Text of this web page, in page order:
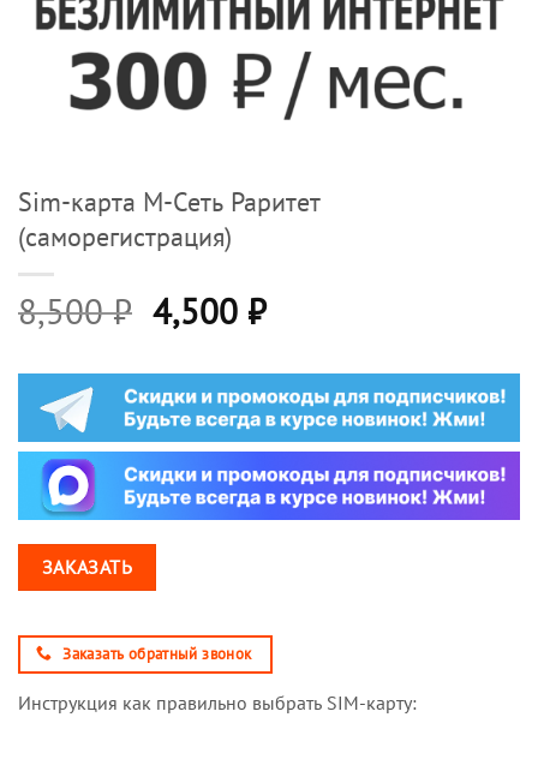
Sim-карта М-Сеть Раритет
(саморегистрация)
8,500₽ Первоначальная
цена
составляла
8,500 ₽.
4,500 ₽Текущая
4,500 ₽.
ЗАКАЗАТЬ
Заказать обратный звонок
Инструкция как правильно выбрать SIM-карту: